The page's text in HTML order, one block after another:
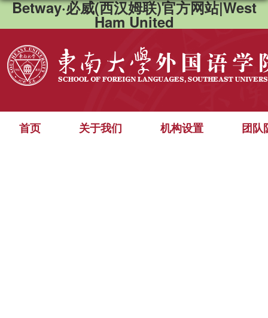
Betway·必威(西汉姆联)官方网站|West
Ham United
首页 关于我们 机构设置 团队